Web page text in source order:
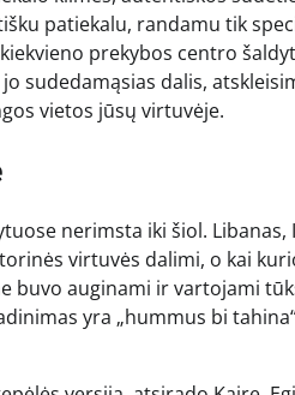
patiekalu, randamu tik
prekybos centro
sudedamąsias dalis,
vietos jūsų virtuvėje.
nerimsta iki šiol. Libanas,
virtuvės dalimi, o kai
buvo auginami ir vartojami
yra „hummus bi